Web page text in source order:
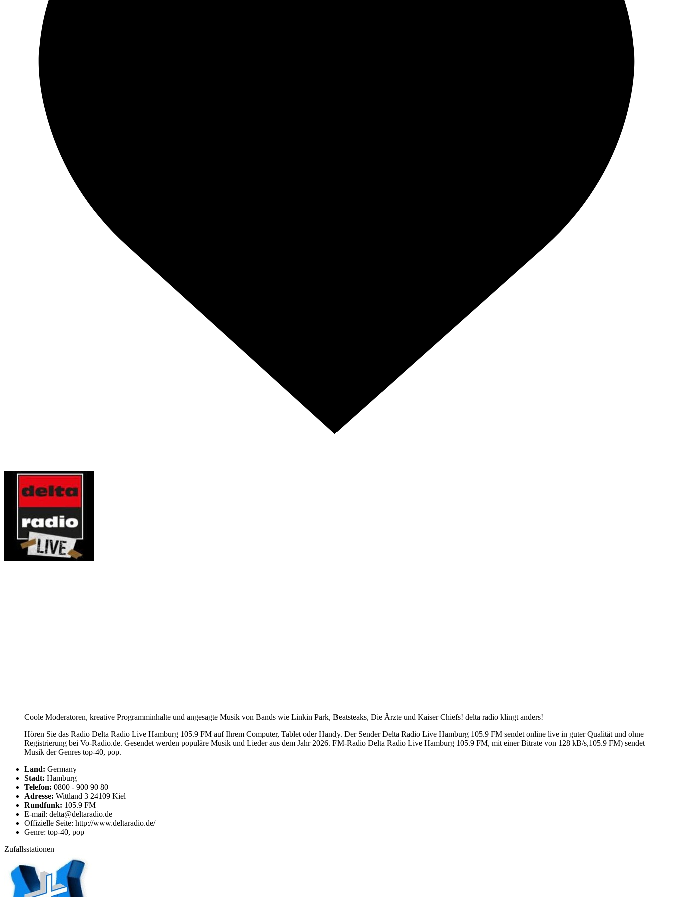
Coole Moderatoren, kreative Programminhalte und angesagte Musik von Bands wie Linkin Park, Beatsteaks, Die Ärzte und Kaiser Chiefs! delta radio klingt anders!
Hören Sie das Radio Delta Radio Live Hamburg 105.9 FM auf Ihrem Computer, Tablet oder Handy. Der Sender Delta Radio Live Hamburg 105.9 FM sendet online live in guter Qualität und ohne
Registrierung bei Vo-Radio.de. Gesendet werden populäre Musik und Lieder aus dem Jahr 2026. FM-Radio Delta Radio Live Hamburg 105.9 FM, mit einer Bitrate von 128 kB/s,105.9 FM) sendet
Musik der Genres top-40, pop.
Land: Germany
Stadt: Hamburg
Telefon: 0800 - 900 90 80
Adresse: Wittland 3 24109 Kiel
Rundfunk: 105.9 FM
E-mail: delta@deltaradio.de
Offizielle Seite: http://www.deltaradio.de/
Genre: top-40, pop
Zufallsstationen